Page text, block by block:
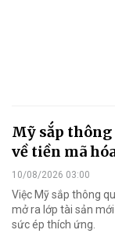
Mỹ sắp
về tiền mã
10/08/2026 03:00
Việc Mỹ sắp thông
mở ra lớp tài sản
sức ép thích ứng.